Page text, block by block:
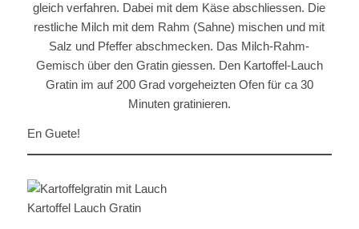
gleich verfahren. Dabei mit dem Käse abschliessen. Die
restliche Milch mit dem Rahm (Sahne) mischen und mit
Salz und Pfeffer abschmecken. Das Milch-Rahm-
Gemisch über den Gratin giessen. Den Kartoffel-Lauch
Gratin im auf 200 Grad vorgeheizten Ofen für ca 30
Minuten gratinieren.
En Guete!
Kartoffel Lauch Gratin